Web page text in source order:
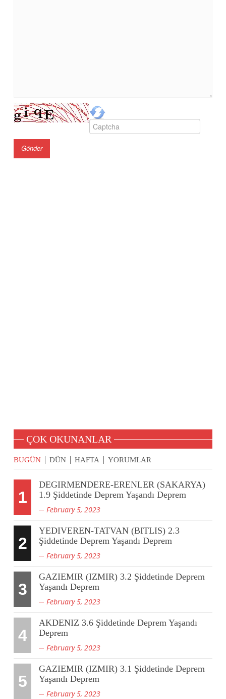
ÇOK OKUNANLAR
BUGÜN DÜN HAFTA YORUMLAR
1
DEGIRMENDERE-ERENLER (SAKARYA)
1.9 Şiddetinde Deprem Yaşandı Deprem
February 5, 2023
2
YEDIVEREN-TATVAN (BITLIS) 2.3
Şiddetinde Deprem Yaşandı Deprem
February 5, 2023
3
GAZIEMIR (IZMIR) 3.2 Şiddetinde Deprem
Yaşandı Deprem
February 5, 2023
4
AKDENIZ 3.6 Şiddetinde Deprem Yaşandı
Deprem
February 5, 2023
5
GAZIEMIR (IZMIR) 3.1 Şiddetinde Deprem
Yaşandı Deprem
February 5, 2023